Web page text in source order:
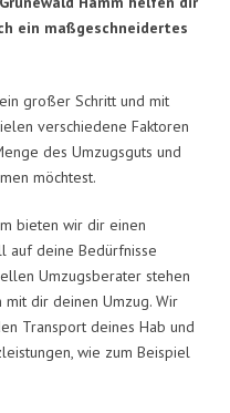
ein maßgeschneidertes
großer Schritt und mit
verschiedene Faktoren
des Umzugsguts und
möchtest.
bieten wir dir einen
auf deine Bedürfnisse
Umzugsberater stehen
dir deinen Umzug. Wir
Transport deines Hab und
wie zum Beispiel